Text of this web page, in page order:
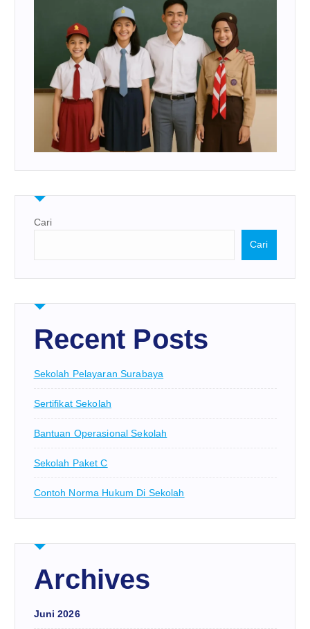
Cari
Cari
Recent Posts
Sekolah Pelayaran Surabaya
Sertifikat Sekolah
Bantuan Operasional Sekolah
Sekolah Paket C
Contoh Norma Hukum Di Sekolah
Archives
Juni 2026